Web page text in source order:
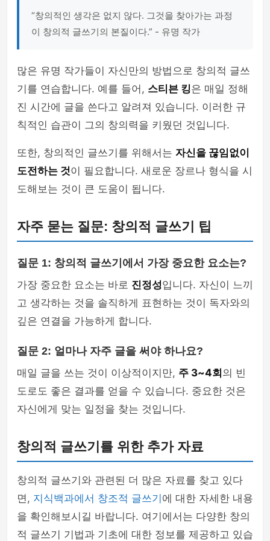
“창의적인 생각은 없지 않다. 그것을 찾아가는 과정
이 창의적 글쓰기의 본질이다.” - 유명 작가
많은 유명 작가들이 자신만의 방법으로 창의적 글쓰
기를 연습합니다. 예를 들어, 스티븐 킹은 매일 정해
진 시간에 글을 쓴다고 알려져 있습니다. 이러한 규
칙적인 습관이 그의 창의력을 키웠던 것입니다.
또한, 창의적인 글쓰기를 위해서는 자신을 끊임없이
도전하는 것이 필요합니다. 새로운 장르나 형식을 시
도해보는 것이 큰 도움이 됩니다.
자주 묻는 질문: 창의적 글쓰기 팁
질문 1: 창의적 글쓰기에서 가장 중요한 요소는?
가장 중요한 요소는 바로 진정성입니다. 자신이 느끼
고 생각하는 것을 솔직하게 표현하는 것이 독자와의
깊은 연결을 가능하게 합니다.
질문 2: 얼마나 자주 글을 써야 하나요?
매일 글을 쓰는 것이 이상적이지만, 주 3~4회 의 빈
도로도 좋은 결과를 얻을 수 있습니다. 중요한 것은
자신에게 맞는 일정을 찾는 것입니다.
창의적 글쓰기를 위한 추가 자료
창의적 글쓰기와 관련된 더 많은 자료를 찾고 있다
면, 지식백과에서 창조적 글쓰기 에 대한 자세한 내용
을 확인해보시길 바랍니다. 여기에서는 다양한 창의
적 글쓰기 기법과 기초에 대한 정보를 제공하고 있습